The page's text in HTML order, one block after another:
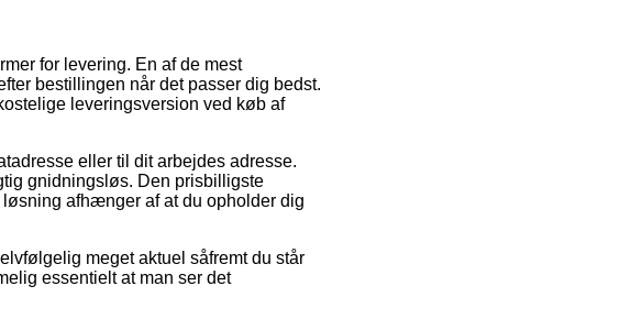
for levering. En af de mest
bestillingen når det passer dig bedst.
leveringsversion ved køb af
eller til dit arbejdes adresse.
gnidningsløs. Den prisbilligste
afhænger af at du opholder dig
meget aktuel såfremt du står
essentielt at man ser det